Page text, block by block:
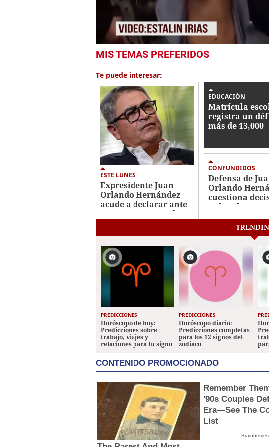
seconds
23
secondsVolume
0%
MIS TEMAS PREFERIDOS
Te puede interesar:
ESTE LUNES
Expresidente Juan
Orlando Hernández
acude a declarar ante
juez por caso Pandora
EDUCACIÓN
Matrícula
registra un
más de 13,000
estudiantes
CONFUNDIDOS
Defensa de
Orlando
cuestiona
judicial y
para audiencia
PREDICCIONES
Horóscopo de hoy:
Predicciones sobre
trabajo, viajes y
relaciones para tu signo
PREDICCIONES
Horóscopo diario:
Predicciones completas
para los 12 signos del
zodiaco
CONTENIDO PROMOCIONADO
Remember
'90s Couples
Era—See The
List
Brainberries